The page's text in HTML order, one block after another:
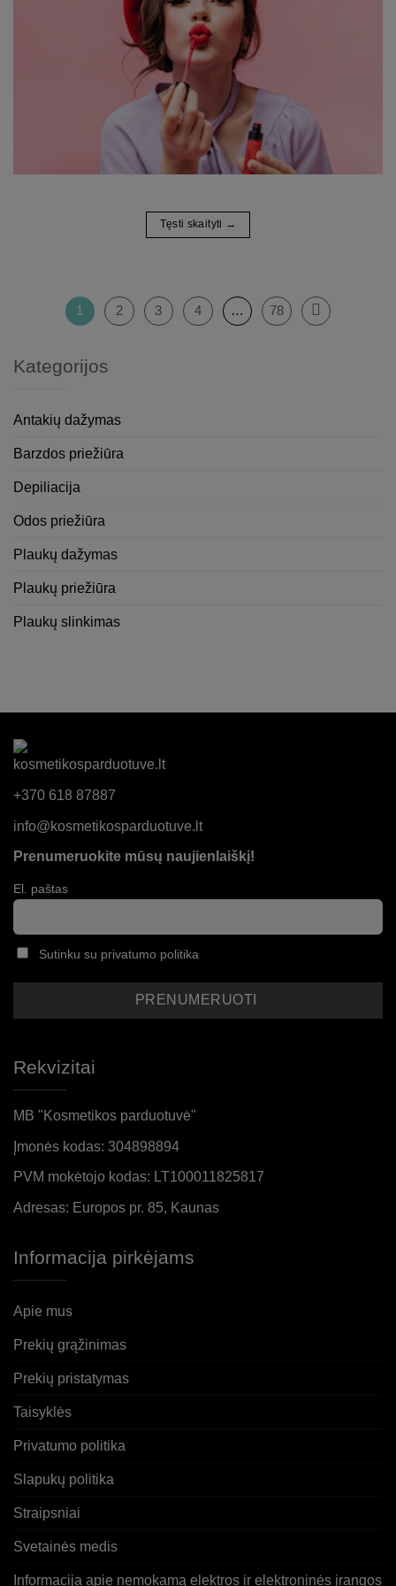
Tęsti skaityti →
1 2 3 4 … 78
Kategorijos
Antakių dažymas
Barzdos priežiūra
Depiliacija
Odos priežiūra
Plaukų dažymas
Plaukų priežiūra
Plaukų slinkimas
+370 618 87887
info@kosmetikosparduotuve.lt
Prenumeruokite mūsų naujienlaiškį!
El. paštas
Sutinku su privatumo politika
Rekvizitai
MB "Kosmetikos parduotuvė"
Įmonės kodas: 304898894
PVM mokėtojo kodas: LT100011825817
Adresas: Europos pr. 85, Kaunas
Informacija pirkėjams
Apie mus
Prekių grąžinimas
Prekių pristatymas
Taisyklės
Privatumo politika
Slapukų politika
Straipsniai
Svetainės medis
Informacija apie nemokamą elektros ir elektroninės įrangos